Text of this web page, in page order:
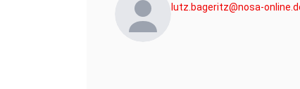
lutz.bageritz@nosa-